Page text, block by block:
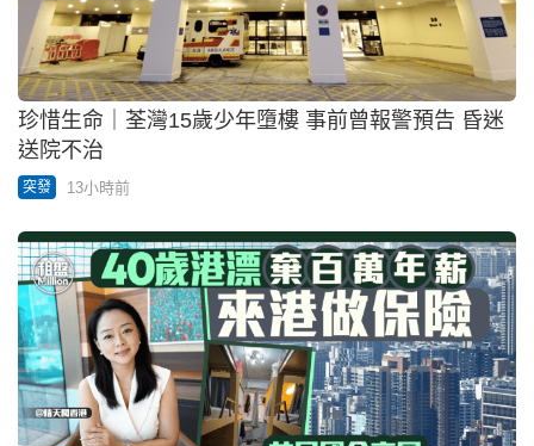
珍惜生命｜荃灣15歲少年墮樓 事前曾報警預告 昏迷
送院不治
突發 13小時前